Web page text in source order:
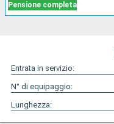
Pensione completa
Entrata in servizio:
N° di equipaggio:
Lunghezza: